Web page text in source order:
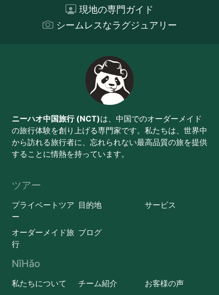
現地の専門ガイド
シームレスなラグジュアリー
ニーハオ中国旅行 (NCT)は、中国でのオーダーメイド
の旅行体験を創り上げる専門家です。私たちは、世界中
から訪れる旅行者に、忘れられない最高品質の旅を提供
することに情熱を持っています。
ツアー
プライベートツア
ー
目的地 サービス
オーダーメイド旅
行
ブログ
NǐHǎo
私たちについて チーム紹介
お客様の声